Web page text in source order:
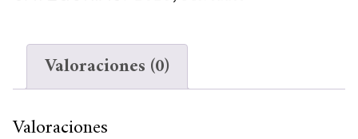
Valoraciones (0)
Valoraciones